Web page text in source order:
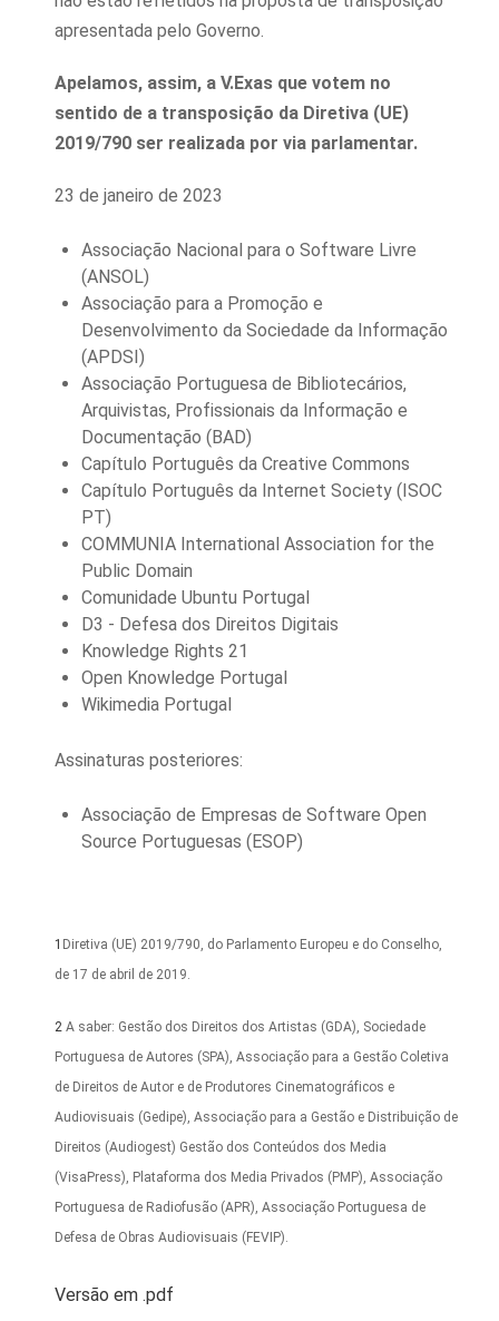
apresentada pelo Governo.
Apelamos, assim, a V.Exas que votem no
sentido de a transposição da Diretiva (UE)
2019/790 ser realizada por via parlamentar.
23 de janeiro de 2023
Associação Nacional para o Software Livre
(ANSOL)
Associação para a Promoção e
Desenvolvimento da Sociedade da Informação
(APDSI)
Associação Portuguesa de Bibliotecários,
Arquivistas, Profissionais da Informação e
Documentação (BAD)
Capítulo Português da Creative Commons
Capítulo Português da Internet Society (ISOC
PT)
COMMUNIA International Association for the
Public Domain
Comunidade Ubuntu Portugal
D3 - Defesa dos Direitos Digitais
Knowledge Rights 21
Open Knowledge Portugal
Wikimedia Portugal
Assinaturas posteriores:
Associação de Empresas de Software Open
Source Portuguesas (ESOP)
1 Diretiva (UE) 2019/790, do Parlamento Europeu e do Conselho,
de 17 de abril de 2019.
2 A saber: Gestão dos Direitos dos Artistas (GDA), Sociedade
Portuguesa de Autores (SPA), Associação para a Gestão Coletiva
de Direitos de Autor e de Produtores Cinematográficos e
Audiovisuais (Gedipe), Associação para a Gestão e Distribuição de
Direitos (Audiogest) Gestão dos Conteúdos dos Media
(VisaPress), Plataforma dos Media Privados (PMP), Associação
Portuguesa de Radiofusão (APR), Associação Portuguesa de
Defesa de Obras Audiovisuais (FEVIP).
Versão em .pdf